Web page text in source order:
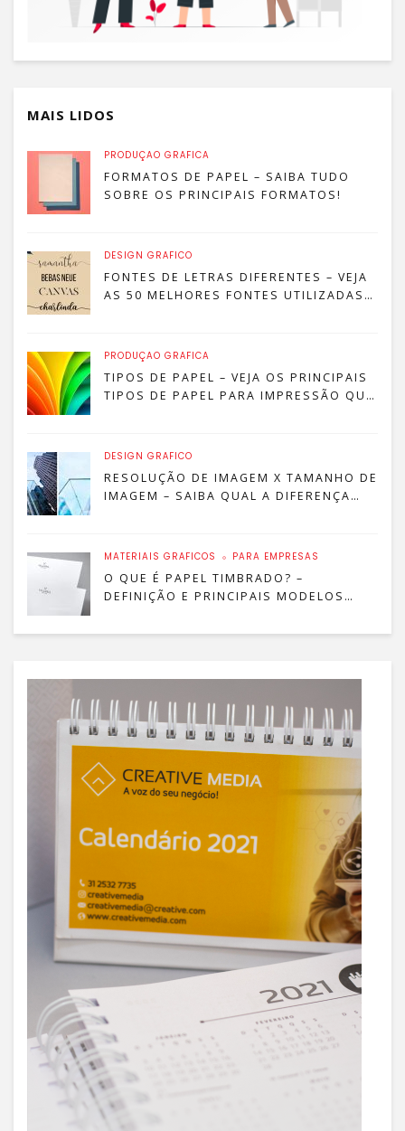
MAIS LIDOS
PRODUÇÃO GRÁFICA
FORMATOS DE PAPEL – SAIBA TUDO
SOBRE OS PRINCIPAIS FORMATOS!
DESIGN GRÁFICO
FONTES DE LETRAS DIFERENTES – VEJA
AS 50 MELHORES FONTES UTILIZADAS
PRODUÇÃO GRÁFICA
TIPOS DE PAPEL – VEJA OS PRINCIPAIS
TIPOS DE PAPEL PARA IMPRESSÃO QUE
DESIGN GRÁFICO
RESOLUÇÃO DE IMAGEM X TAMANHO DE
IMAGEM – SAIBA QUAL A DIFERENÇA
MATERIAIS GRÁFICOS PARA EMPRESAS
O QUE É PAPEL TIMBRADO? –
DEFINIÇÃO E PRINCIPAIS MODELOS